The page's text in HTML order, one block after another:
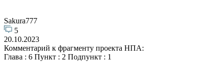
Sakura777
5
20.10.2023
Комментарий к фрагменту проекта НПА:
Глава : 6 Пункт : 2 Подпункт : 1